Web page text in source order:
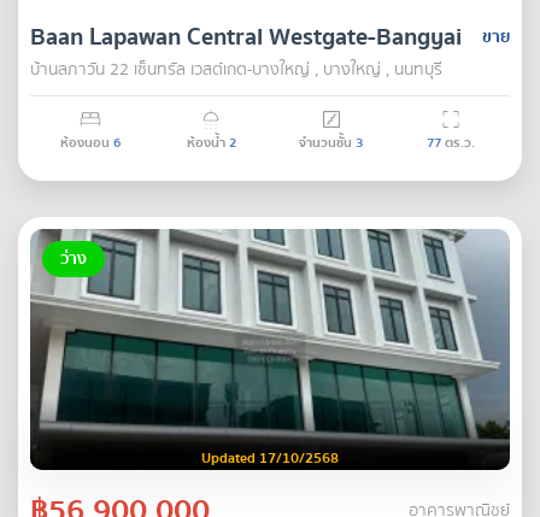
ขาย
Baan Lapawan Central Westgate-Bangyai
บ้านลภาวัน 22 เซ็นทรัล เวสต์เกต-บางใหญ่ , บางใหญ่ , นนทบุรี
ห้องนอน 6 ห้องน้ำ2 จำนวนชั้น 3 77ตร.ว.
ว่าง
Updated 17/10/2568
อาคารพาณิชย์